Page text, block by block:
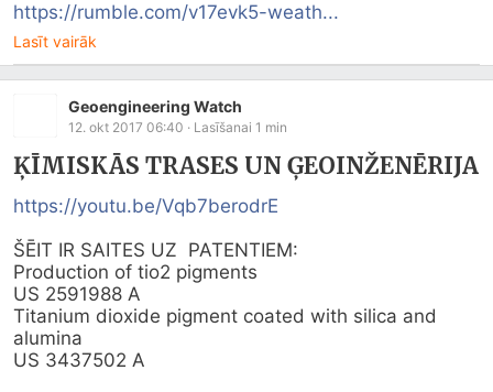
https://rumble.com/v17evk5-weath...
Lasīt vairāk
Geoengineering Watch
12. okt 2017 06:40 · Lasīšanai 1 min
ĶĪMISKĀS TRASES UN ĢEOINŽENĒRIJA
https://youtu.be/Vqb7berodrE
ŠĒIT IR SAITES UZ  PATENTIEM:
Production of tio2 pigments
US 2591988 A
Titanium dioxide pigment coated with silica and
alumina
US 3437502 A